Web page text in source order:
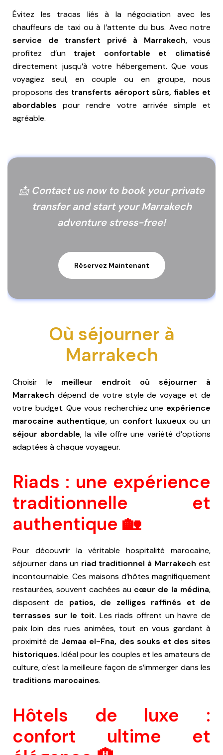
Évitez les tracas liés à la négociation avec les
chauffeurs de taxi ou à l’attente du bus. Avec notre
service de transfert privé à Marrakech, vous
profitez d’un trajet confortable et climatisé
directement jusqu’à votre hébergement. Que vous
voyagiez seul, en couple ou en groupe, nous
proposons des transferts aéroport sûrs, fiables et
abordables pour rendre votre arrivée simple et
agréable.
📩 Contact us now to book your private
transfer and start your Marrakech
adventure stress-free!
Réservez Maintenant
Où séjourner à
Marrakech
Choisir le meilleur endroit où séjourner à
Marrakech dépend de votre style de voyage et de
votre budget. Que vous recherchiez une expérience
marocaine authentique, un confort luxueuxou un
séjour abordable, la ville offre une variété d’options
adaptées à chaque voyageur.
Riads : une expérience
traditionnelle et
authentique 🏡
Pour découvrir la véritable hospitalité marocaine,
séjourner dans un riad traditionnel à Marrakech est
incontournable. Ces maisons d’hôtes magnifiquement
restaurées, souvent cachées au cœur de la médina,
disposent de patios, de zelliges raffinés et de
terrasses sur le toit. Les riads offrent un havre de
paix loin des rues animées, tout en vous gardant à
proximité de Jemaa el-Fna, des souks et des sites
historiques. Idéal pour les couples et les amateurs de
culture, c’est la meilleure façon de s’immerger dans les
traditions marocaines.
Hôtels de luxe :
confort ultime et